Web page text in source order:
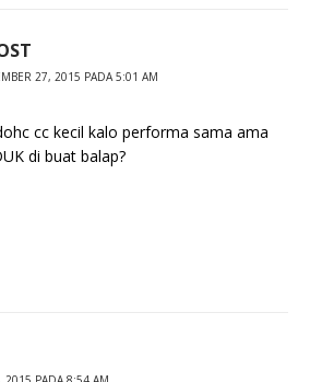
27, 2015 PADA 5:01 AM
cc kecil kalo performa sama ama
di buat balap?